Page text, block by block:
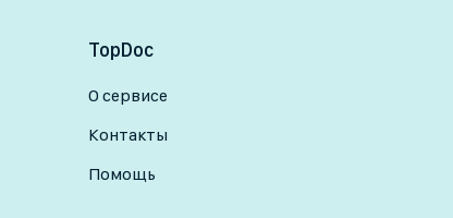
TopDoc
О сервисе
Контакты
Помощь